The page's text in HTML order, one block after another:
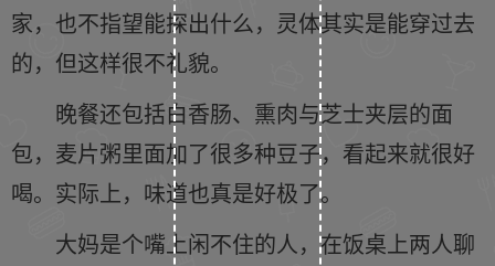
家，也不指望能探出什么，灵体其实是能穿过去
的，但这样很不礼貌。
晚餐还包括白香肠、熏肉与芝士夹层的面
包，麦片粥里面加了很多种豆子，看起来就很好
喝。实际上，味道也真是好极了。
大妈是个嘴上闲不住的人，在饭桌上两人聊